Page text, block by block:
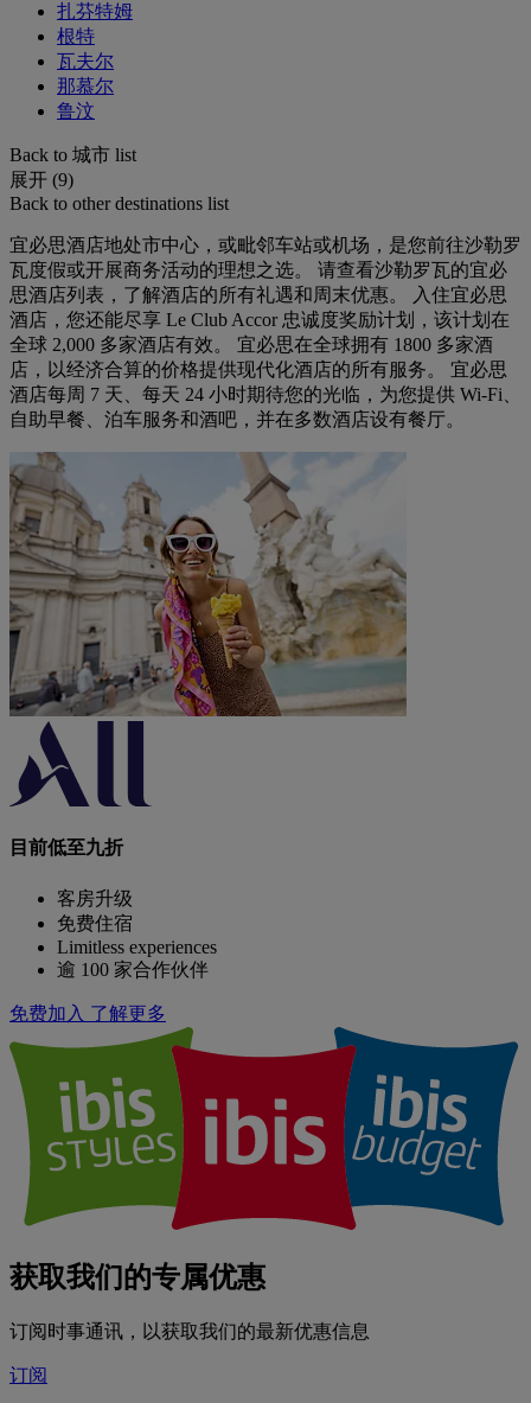
扎芬特姆
根特
瓦夫尔
那慕尔
鲁汶
Back to 城市 list
展开 (9)
Back to other destinations list
宜必思酒店地处市中心，或毗邻车站或机场，是您前往沙勒罗
瓦度假或开展商务活动的理想之选。 请查看沙勒罗瓦的宜必
思酒店列表，了解酒店的所有礼遇和周末优惠。 入住宜必思
酒店，您还能尽享 Le Club Accor 忠诚度奖励计划，该计划在
全球 2,000 多家酒店有效。 宜必思在全球拥有 1800 多家酒
店，以经济合算的价格提供现代化酒店的所有服务。 宜必思
酒店每周 7 天、每天 24 小时期待您的光临，为您提供 Wi-Fi、
自助早餐、泊车服务和酒吧，并在多数酒店设有餐厅。
目前低至九折
客房升级
免费住宿
Limitless experiences
逾 100 家合作伙伴
免费加入 了解更多
获取我们的专属优惠
订阅时事通讯，以获取我们的最新优惠信息
订阅